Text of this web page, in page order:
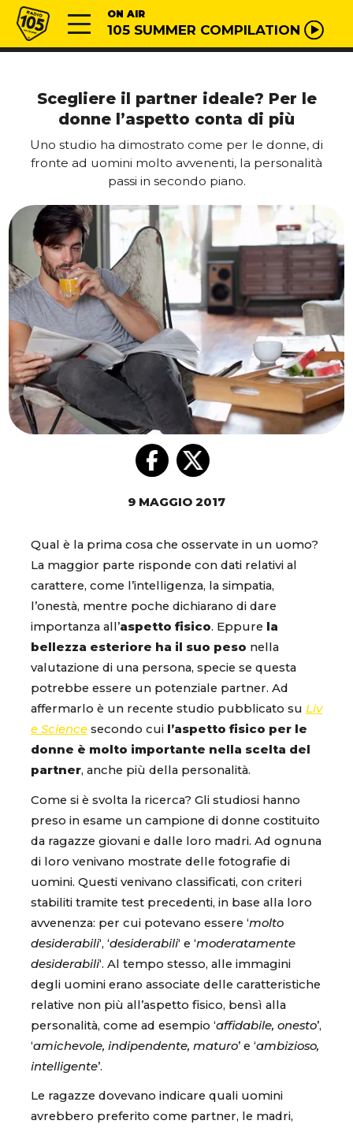
Vai al contenuto
Radio 105 ON AIR
105 SUMMER COMPILATION
Scegliere il partner ideale? Per le
donne l’aspetto conta di più
Uno studio ha dimostrato come per le donne, di
fronte ad uomini molto avvenenti, la personalità
passi in secondo piano.
9 MAGGIO 2017
Qual è la prima cosa che osservate in un uomo?
La maggior parte risponde con dati relativi al
carattere, come l’intelligenza, la simpatia,
l’onestà, mentre poche dichiarano di dare
importanza all’aspetto fisico. Eppure
la
bellezza esteriore ha il suo peso nella
valutazione di una persona, specie se questa
potrebbe essere un potenziale partner. Ad
affermarlo è un recente studio pubblicato su Liv
e Science secondo cui l’aspetto fisico per le
donne è molto importante nella scelta del
partner, anche più della personalità.
Come si è svolta la ricerca? Gli studiosi hanno
preso in esame un campione di donne costituito
da ragazze giovani e dalle loro madri. Ad ognuna
di loro venivano mostrate delle fotografie di
uomini. Questi venivano classificati, con criteri
stabiliti tramite test precedenti, in base alla loro
avvenenza: per cui potevano essere ‘molto
desiderabili‘, ‘desiderabili‘ e ‘moderatamente
desiderabili‘. Al tempo stesso, alle immagini
degli uomini erano associate delle caratteristiche
relative non più all’aspetto fisico, bensì alla
personalità, come ad esempio ‘affidabile, onesto’,
‘amichevole, indipendente, maturo’ e ‘ambizioso,
intelligente’.
Le ragazze dovevano indicare quali uomini
avrebbero preferito come partner, le madri,